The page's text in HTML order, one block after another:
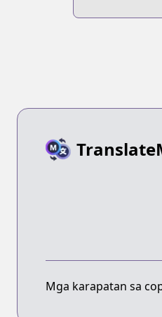
Mga karapatan sa